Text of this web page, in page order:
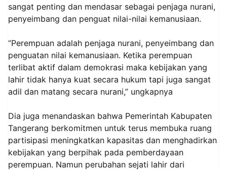
sangat penting dan mendasar sebagai penjaga nurani,
penyeimbang dan penguat nilai-nilai kemanusiaan.
“Perempuan adalah penjaga nurani, penyeimbang dan
penguatan nilai kemanusiaan. Ketika perempuan
terlibat aktif dalam demokrasi maka kebijakan yang
lahir tidak hanya kuat secara hukum tapi juga sangat
adil dan matang secara nurani,” ungkapnya
Dia juga menandaskan bahwa Pemerintah Kabupaten
Tangerang berkomitmen untuk terus membuka ruang
partisipasi meningkatkan kapasitas dan menghadirkan
kebijakan yang berpihak pada pemberdayaan
perempuan. Namun perubahan sejati lahir dari